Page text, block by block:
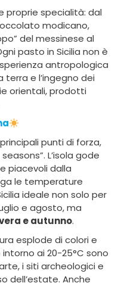
proprie specialità: dal
modicano,
del messinese al
pasto in Sicilia non è
antropologica
e l’ingegno dei
orientali, prodotti
punti di forza,
L’isola gode
piacevoli dalla
le temperature
ideale non solo per
e agosto, ma
e autunno.
esplode di colori e
ai 20-25°C sono
i siti archeologici e
dell’estate. Anche